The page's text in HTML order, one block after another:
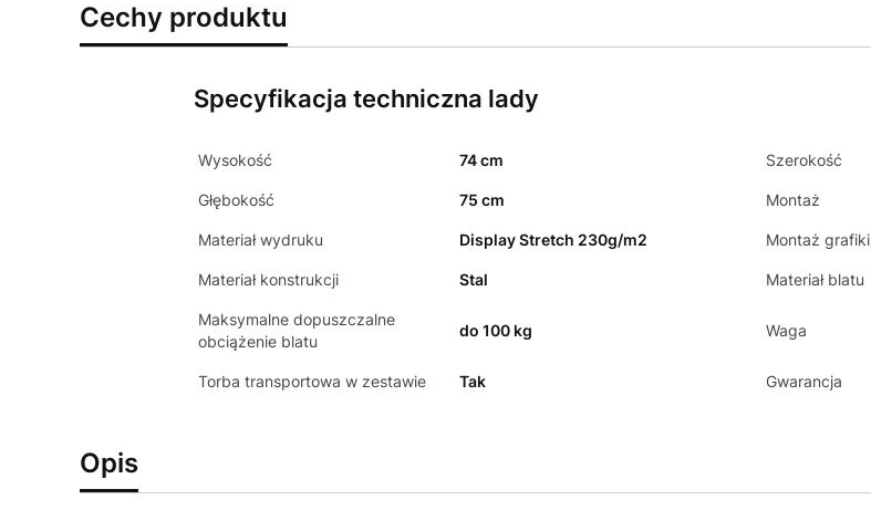
Cechy produktu
Specyfikacja techniczna lady
Wysokość 74 cm Szerokość
Głębokość 75 cm Montaż
Materiał wydruku Display Stretch 230g/m2 Montaż grafiki
Materiał konstrukcji Stal Materiał blatu
Maksymalne dopuszczalne
obciążenie blatu
do 100 kg Waga
Torba transportowa w zestawie Tak Gwarancja
Opis